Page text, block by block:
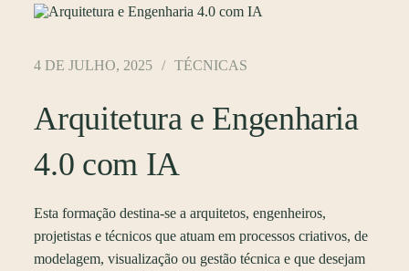
4 DE JULHO, 2025 TÉCNICAS
Arquitetura e Engenharia
4.0 com IA
Esta formação destina-se a arquitetos, engenheiros,
projetistas e técnicos que atuam em processos criativos, de
modelagem, visualização ou gestão técnica e que desejam